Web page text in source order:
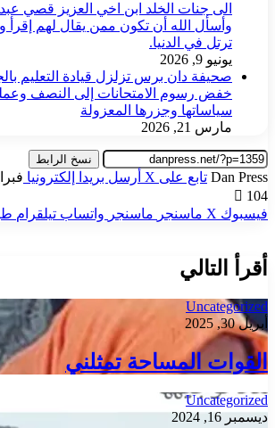
الى جنات الخلد ابن اخي العزيز قصي
وأسأل الله أن تكون ممن يقال لهم إقرأ
ترتل في الدنيا.
يونيو 9, 2026
صحيفة دان برس تزلزل قيادة التعليم
خفض رسوم الامتحانات إلى النصف
سياساتها وجزرها المعزولة
مارس 21, 2026
نسخ الرابط
Dan Press تابع على X أرسل بريدا إلكترونيا فبراير
104
فيسبوك ‫X ماسنجر ماسنجر واتساب تيلقرام
أقرأ التالي
Uncategorized
أبريل 30, 2025
القوات المساحة تمثلني
Uncategorized
ديسمبر 16, 2024